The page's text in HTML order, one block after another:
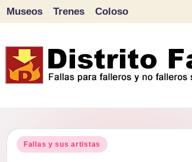
contenido
Museos Trenes Coloso
Publicado
Fallas y sus artistas